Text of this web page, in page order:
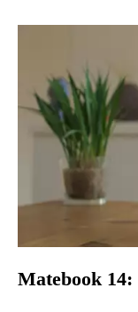
Matebook 14: